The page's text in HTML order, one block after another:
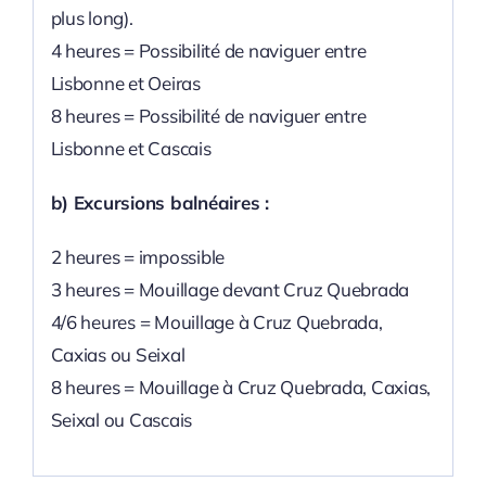
plus long).
4 heures = Possibilité de naviguer entre
Lisbonne et Oeiras
8 heures = Possibilité de naviguer entre
Lisbonne et Cascais
b) Excursions balnéaires :
2 heures = impossible
3 heures = Mouillage devant Cruz Quebrada
4/6 heures = Mouillage à Cruz Quebrada,
Caxias ou Seixal
8 heures = Mouillage à Cruz Quebrada, Caxias,
Seixal ou Cascais